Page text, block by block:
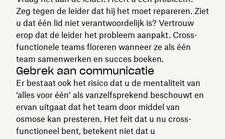
Zeg tegen de leider dat hij het moet repareren. Ziet
u dat één lid niet verantwoordelijk is? Vertrouw
erop dat de leider het probleem aanpakt. Cross-
functionele teams floreren wanneer ze als één
team samenwerken en succes boeken.
Gebrek aan communicatie
Er bestaat ook het risico dat u de mentaliteit van
‘alles voor één’ als vanzelfsprekend beschouwt en
ervan uitgaat dat het team door middel van
osmose kan presteren. Het feit dat u nu cross-
functioneel bent, betekent niet dat u